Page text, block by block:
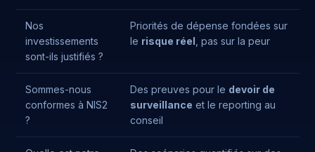
Nos
investissements
sont-ils justifiés ?
Priorités de dépense fondées sur
le risque réel , pas sur la peur
Sommes-nous
conformes à NIS2
?
Des preuves pour le devoir de
surveillance et le reporting au
conseil